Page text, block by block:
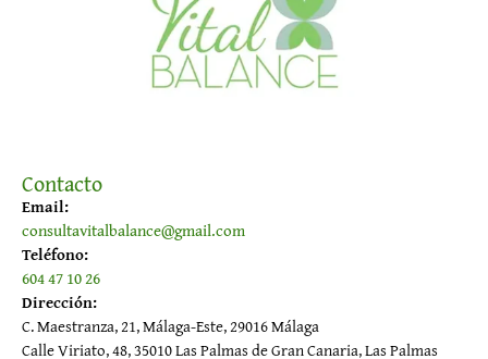
Contacto
Email:
consultavitalbalance@gmail.com
Teléfono:
604 47 10 26
Dirección:
C. Maestranza, 21, Málaga-Este, 29016 Málaga
Calle Viriato, 48, 35010 Las Palmas de Gran Canaria, Las Palmas